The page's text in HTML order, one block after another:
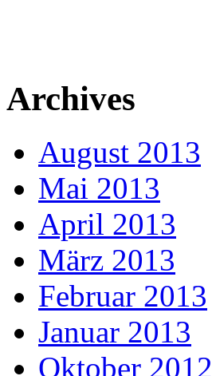
Archives
August 2013
Mai 2013
April 2013
März 2013
Februar 2013
Januar 2013
Oktober 2012